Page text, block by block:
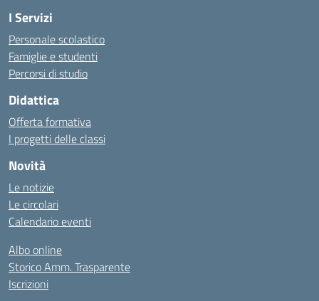
I Servizi
Personale scolastico
Famiglie e studenti
Percorsi di studio
Didattica
Offerta formativa
I progetti delle classi
Novità
Le notizie
Le circolari
Calendario eventi
Albo online
Storico Amm. Trasparente
Iscrizioni